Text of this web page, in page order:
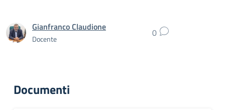
Gianfranco Claudione
Docente 0
Documenti